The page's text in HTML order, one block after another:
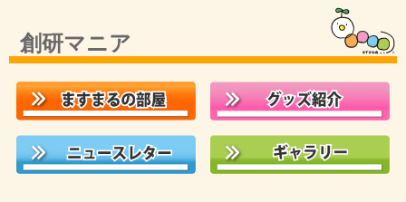
創研マニア